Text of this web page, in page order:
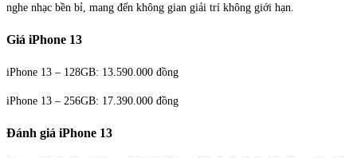
nghe nhạc bền bỉ, mang đến không gian giải trí không giới hạn.
Giá iPhone 13
iPhone 13 – 128GB: 13.590.000 đồng
iPhone 13 – 256GB: 17.390.000 đồng
Đánh giá iPhone 13